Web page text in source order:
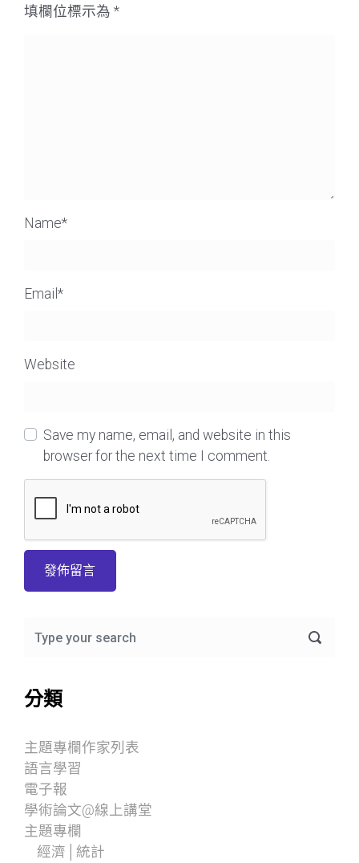
填欄位標示為 *
Name*
Email *
Website
Save my name, email, and website in this
browser for the next time I comment.
分類
主題專欄作家列表
語言學習
電子報
學術論文@線上講堂
主題專欄
經濟│統計